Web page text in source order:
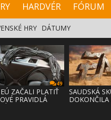
HARDVÉR FÓRUM
HRY DÁTUMY
49
ZAČALI PLATIŤ
PRAVIDLÁ
SAUDSKÁ
DOKONČILA